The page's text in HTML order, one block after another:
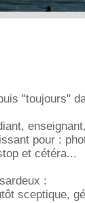
"toujours"
pour :
et cétéra...
:
sceptique,